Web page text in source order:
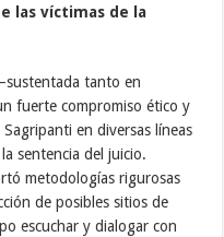
las víctimas de la
tanto en
fuerte compromiso ético y
en diversas líneas
sentencia del juicio.
metodologías rigurosas
de posibles sitios de
escuchar y dialogar con